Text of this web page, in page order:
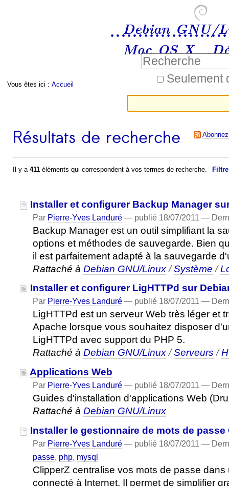
à
Seulement
Debian GNU/
Mac OS X
Vous êtes ici : Accueil
Résultats de recherche
Il y a411 éléments qui correspondent à vos termes de recherche.
Installer et configurer Backup Manager
Par Pierre-Yves Landuré — publié18/07/2011 —
Backup Manager est un outil simplifiant la
options et méthodes de sauvegarde. Bien
il est parfaitement adapté à la sauvegarde
Rattaché à Debian GNU/Linux /Système /
Installer et configurer LigHTTPd sur
Par Pierre-Yves Landuré — publié18/07/2011 —
LigHTTPd est un serveur Web très léger et
Apache lorsque vous souhaitez disposer
LigHTTPd avec support du PHP 5.
Rattaché à Debian GNU/Linux /Serveurs /
Applications Web
Par Pierre-Yves Landuré — publié18/07/2011 —
Guides d'installation d'applications Web
Rattaché à Debian GNU/Linux
Installer le gestionnaire de mots de
Par Pierre-Yves Landuré — publié18/07/2011 —
passe, php, mysql
ClipperZ centralise vos mots de passe
connecté à Internet. Il permet de simplifier